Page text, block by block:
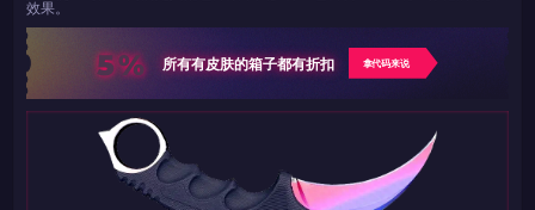
效果。
5% 所有有皮肤的箱子都有折扣 拿代码来说